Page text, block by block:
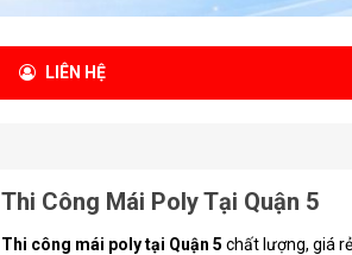
LIÊN HỆ
Thi Công Mái Poly Tại Quận 5
Thi công mái poly tại Quận 5 chất lượng, giá